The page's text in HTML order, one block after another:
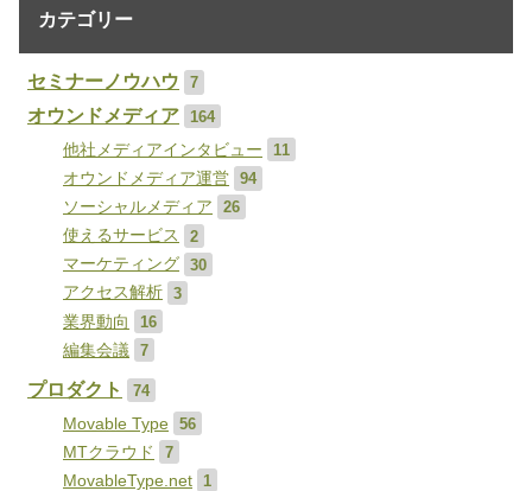
カテゴリー
セミナーノウハウ 7
オウンドメディア
164
他社メディアインタビュー
11
オウンドメディア運営
94
ソーシャルメディア
26
使えるサービス
2
マーケティング
30
アクセス解析
3
業界動向
16
編集会議
7
プロダクト
74
Movable Type
56
MTクラウド
7
MovableType.net
1